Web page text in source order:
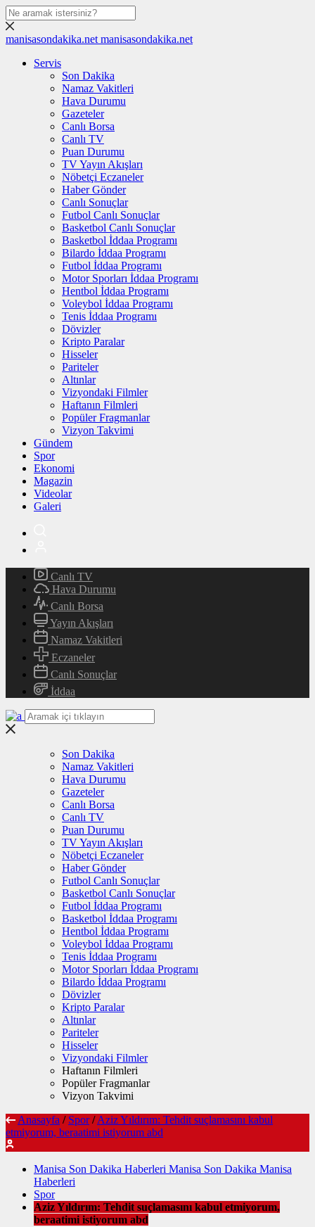
manisasondakika.net manisasondakika.net
Servis
Son Dakika
Namaz Vakitleri
Hava Durumu
Gazeteler
Canlı Borsa
Canlı TV
Puan Durumu
TV Yayın Akışları
Nöbetçi Eczaneler
Haber Gönder
Canlı Sonuçlar
Futbol Canlı Sonuçlar
Basketbol Canlı Sonuçlar
Basketbol İddaa Programı
Bilardo İddaa Programı
Futbol İddaa Programı
Motor Sporları İddaa Programı
Hentbol İddaa Programı
Voleybol İddaa Programı
Tenis İddaa Programı
Dövizler
Kripto Paralar
Hisseler
Pariteler
Altınlar
Vizyondaki Filmler
Haftanın Filmleri
Popüler Fragmanlar
Vizyon Takvimi
Gündem
Spor
Ekonomi
Magazin
Videolar
Galeri
Canlı TV
Hava Durumu
Canlı Borsa
Yayın Akışları
Namaz Vakitleri
Eczaneler
Canlı Sonuçlar
İddaa
Son Dakika
Namaz Vakitleri
Hava Durumu
Gazeteler
Canlı Borsa
Canlı TV
Puan Durumu
TV Yayın Akışları
Nöbetçi Eczaneler
Haber Gönder
Futbol Canlı Sonuçlar
Basketbol Canlı Sonuçlar
Futbol İddaa Programı
Basketbol İddaa Programı
Hentbol İddaa Programı
Voleybol İddaa Programı
Tenis İddaa Programı
Motor Sporları İddaa Programı
Bilardo İddaa Programı
Dövizler
Kripto Paralar
Altınlar
Pariteler
Hisseler
Vizyondaki Filmler
Haftanın Filmleri
Popüler Fragmanlar
Vizyon Takvimi
Anasayfa / Spor / Aziz Yıldırım: Tehdit suçlamasını kabul
etmiyorum, beraatimi istiyorum abd
Manisa Son Dakika Haberleri Manisa Son Dakika Manisa
Haberleri
Spor
Aziz Yıldırım: Tehdit suçlamasını kabul etmiyorum,
beraatimi istiyorum abd